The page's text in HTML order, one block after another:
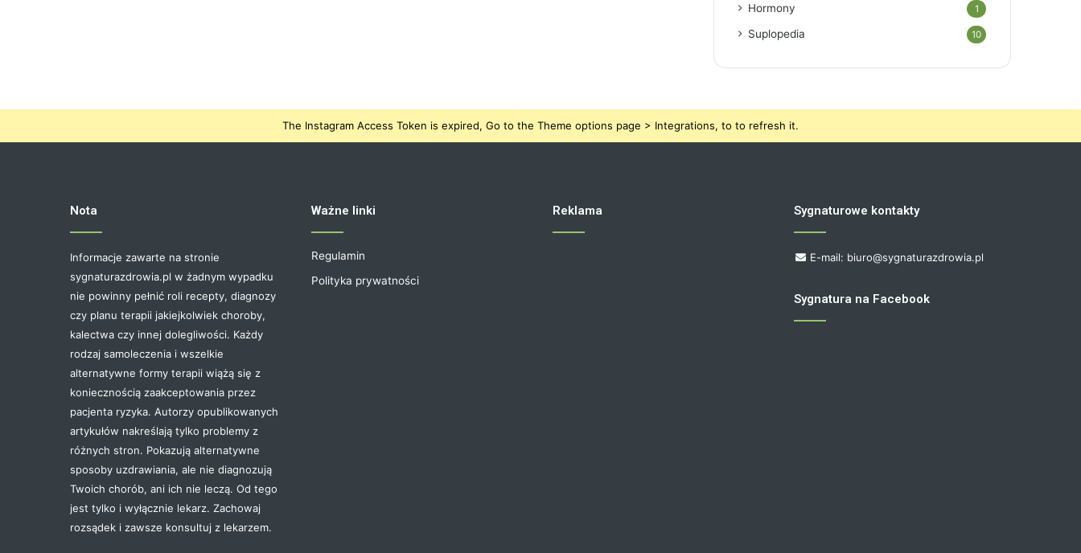
Hormony 1
Suplopedia 10
The Instagram Access Token is expired, Go to the Theme options page > Integrations, to to refresh it.
Nota
Informacje zawarte na stronie
sygnaturazdrowia.pl w żadnym wypadku
nie powinny pełnić roli recepty, diagnozy
czy planu terapii jakiejkolwiek choroby,
kalectwa czy innej dolegliwości. Każdy
rodzaj samoleczenia i wszelkie
alternatywne formy terapii wiążą się z
koniecznością zaakceptowania przez
pacjenta ryzyka. Autorzy opublikowanych
artykułów nakreślają tylko problemy z
różnych stron. Pokazują alternatywne
sposoby uzdrawiania, ale nie diagnozują
Twoich chorób, ani ich nie leczą. Od tego
jest tylko i wyłącznie lekarz. Zachowaj
rozsądek i zawsze konsultuj z lekarzem.
Ważne linki
Regulamin
Polityka prywatności
Reklama Sygnaturowe kontakty
E-mail: biuro@sygnaturazdrowia.pl
Sygnatura na Facebook